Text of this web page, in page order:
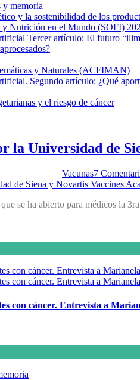
y memoria
y la sostenibilidad de los
Nutrición en el Mundo (SOFI)
Tercer artículo: El futuro
y Naturales (ACFIMAN)
Segundo artículo: ¿Qué
y el riesgo de cáncer
la Universidad de
Vacunas7
se ha abierto para médicos la
con cáncer. Entrevista a